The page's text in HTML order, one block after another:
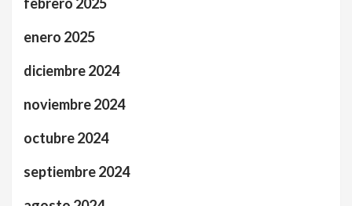
febrero 2025
enero 2025
diciembre 2024
noviembre 2024
octubre 2024
septiembre 2024